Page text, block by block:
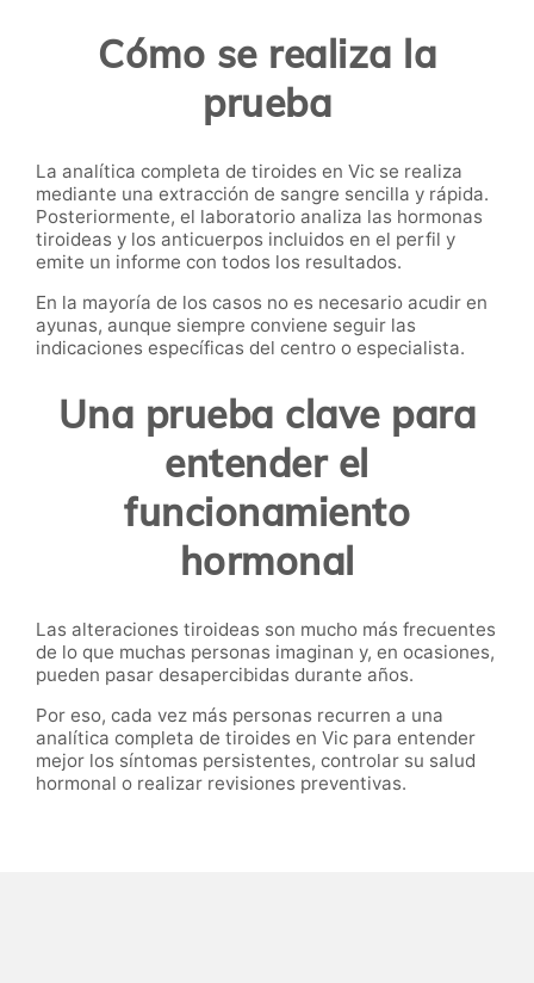
Cómo se realiza la
prueba
La analítica completa de tiroides en Vic se realiza
mediante una extracción de sangre sencilla y rápida.
Posteriormente, el laboratorio analiza las hormonas
tiroideas y los anticuerpos incluidos en el perfil y
emite un informe con todos los resultados.
En la mayoría de los casos no es necesario acudir en
ayunas, aunque siempre conviene seguir las
indicaciones específicas del centro o especialista.
Una prueba clave para
entender el
funcionamiento
hormonal
Las alteraciones tiroideas son mucho más frecuentes
de lo que muchas personas imaginan y, en ocasiones,
pueden pasar desapercibidas durante años.
Por eso, cada vez más personas recurren a una
analítica completa de tiroides en Vic para entender
mejor los síntomas persistentes, controlar su salud
hormonal o realizar revisiones preventivas.